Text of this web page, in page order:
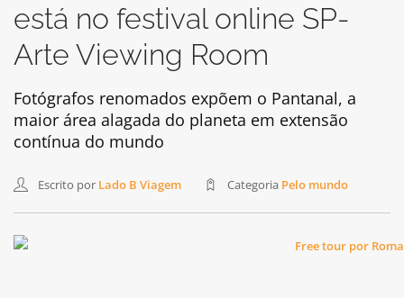
SEARCH SITE
está no festival online SP-
Arte Viewing Room
Fotógrafos renomados expõem o Pantanal, a
maior área alagada do planeta em extensão
contínua do mundo
Escrito por Lado B Viagem Categoria Pelo mundo